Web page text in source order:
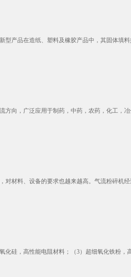
产品在造纸、塑料及橡胶产品中，其固体填
向，广泛应用于制药，中药，农药，化工，
材料、设备的要求也越来越高。气流粉碎机
硅，高性能电阻材料；（3）超细氧化铁粉，